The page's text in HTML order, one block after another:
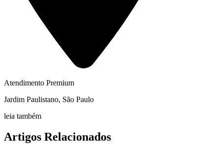
Atendimento Premium
Jardim Paulistano, São Paulo
leia também
Artigos Relacionados